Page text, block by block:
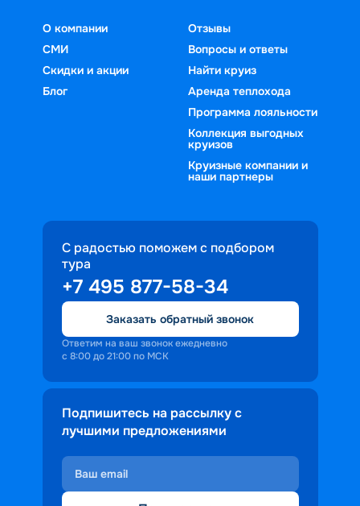
Саратова в Волгоград, Самару,
Нижний Новгород, Казань, Астрахань.
Саратов, как известно, расположен на
условной границе Средней и Нижней
Волги и является удобным пунктом
для прокладывания самых разных
маршрутов. Чаще всего
путешественники отправляются в
один конец, возвращаясь уже по
ценах на речные туры из Саратова
собрана на нашем сайте. Покупайте
путевки онлайн и проверьте сами,
насколько захватывающими могут
быть круизы из Саратова в 2026 году.
О компании
СМИ
Скидки и акции
Блог
Отзывы
Вопросы и ответы
Найти круиз
Аренда теплохода
Программа лояльности
Коллекция выгодных
круизов
Круизные компании и
наши партнеры
С радостью поможем с подбором
тура
+7 495 877-58-34
Заказать обратный звонок
Ответим на ваш звонок ежедневно
с 8:00 до 21:00 по МСК
Подпишитесь на рассылку с
лучшими предложениями